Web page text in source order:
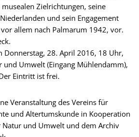
musealen Zielrichtungen, seine
und sein Engagement
allem nach Palmarum 1942, vor.
Donnerstag, 28. April 2016, 18 Uhr,
Umwelt (Eingang Mühlendamm),
Eintritt ist frei.
Veranstaltung des Vereins für
und Altertumskunde in Kooperation
und Umwelt und dem Archiv